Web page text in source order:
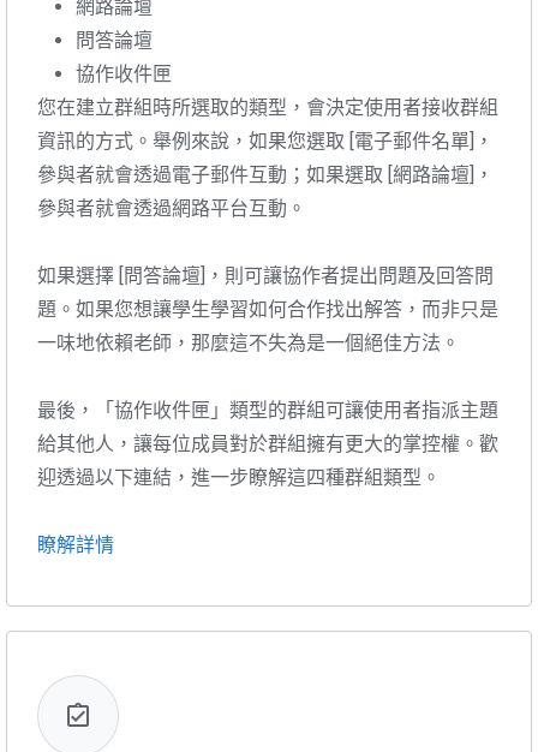
網路論壇
問答論壇
協作收件匣
您在建立群組時所選取的類型，會決定使用者接收群組
資訊的方式。舉例來說，如果您選取 [電子郵件名單]，
參與者就會透過電子郵件互動；如果選取 [網路論壇]，
參與者就會透過網路平台互動。
如果選擇 [問答論壇]，則可讓協作者提出問題及回答問
題。如果您想讓學生學習如何合作找出解答，而非只是
一味地依賴老師，那麼這不失為是一個絕佳方法。
最後，「協作收件匣」類型的群組可讓使用者指派主題
給其他人，讓每位成員對於群組擁有更大的掌控權。歡
迎透過以下連結，進一步瞭解這四種群組類型。
瞭解詳情